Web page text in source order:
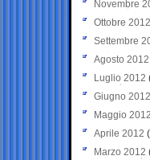
Novembre
Ottobre 2012
Settembre
Agosto 2012
Luglio 2012
Giugno 2012
Maggio 2012
Aprile 2012
Marzo 2012